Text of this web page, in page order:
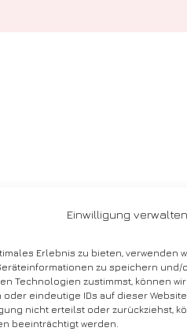
Einwilligung verwalten
Erlebnis zu bieten, verwenden
zu speichern
Technologien zustimmst, können wir
eindeutige IDs auf dieser
nicht erteilst oder zurückziehst,
beeinträchtigt werden.